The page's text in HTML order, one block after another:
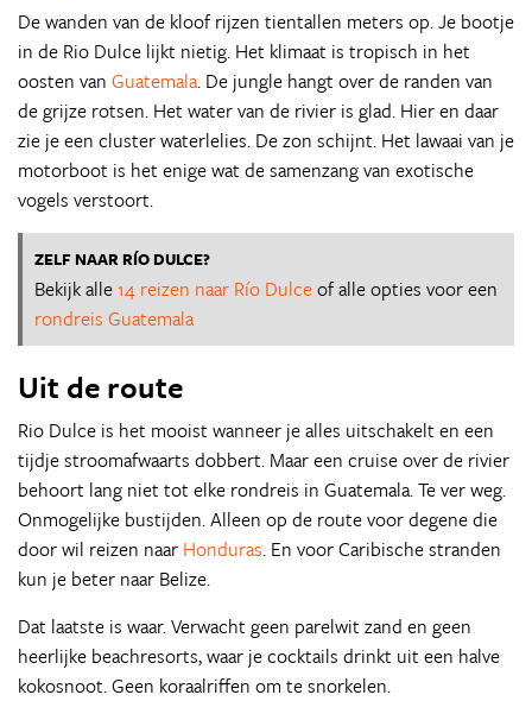
De wanden van de kloof rijzen tientallen meters op. Je bootje
in de Rio Dulce lijkt nietig. Het klimaat is tropisch in het
oosten van Guatemala. De jungle hangt over de randen van
de grijze rotsen. Het water van de rivier is glad. Hier en daar
zie je een cluster waterlelies. De zon schijnt. Het lawaai van je
motorboot is het enige wat de samenzang van exotische
vogels verstoort.
ZELF NAAR RÍO DULCE?
Bekijk alle14 reizen naar Río Dulceof alle opties voor een
rondreis Guatemala
Uit de route
Rio Dulce is het mooist wanneer je alles uitschakelt en een
tijdje stroomafwaarts dobbert. Maar een cruise over de rivier
behoort lang niet tot elke rondreis in Guatemala. Te ver weg.
Onmogelijke bustijden. Alleen op de route voor degene die
door wil reizen naar Honduras. En voor Caribische stranden
kun je beter naar Belize.
Dat laatste is waar. Verwacht geen parelwit zand en geen
heerlijke beachresorts, waar je cocktails drinkt uit een halve
kokosnoot. Geen koraalriffen om te snorkelen.